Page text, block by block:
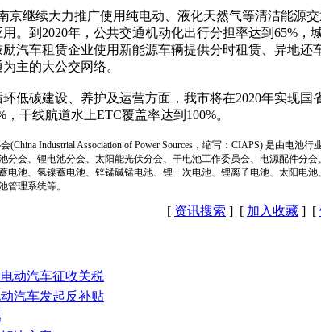
继续大力推广使用纯电动、液化天然气等清洁能源
。到2020年，公共交通机动化出行分担率达到65%
汽车租赁企业使用新能源车辆提供分时租赁、异地
主的大公交网络。
碳建设、养护及运营方面，我市将在2020年实现国
干线航道水上ETC覆盖率达到100%。
(China Industrial Association of Power Sources，缩写：CIAPS) 是由电
分会、锂电池分会、太阳能光伏分会、干电池工作委员会、电源配件分
电池、氢镍蓄电池、锌锰碱锰电池、锂一次电池、锂离子电池、太阳
管理系统等。
[ 资讯搜索 ] [ 加入收藏 ] [
动汽车征收关税
汽车发起反补贴